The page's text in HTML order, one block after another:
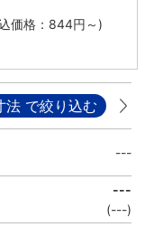
価格： 844円 ～)
法 で絞り込む
---
---
(---)